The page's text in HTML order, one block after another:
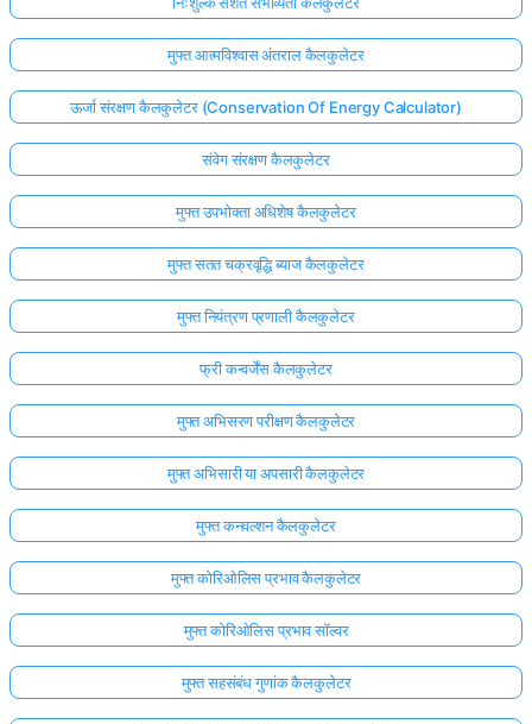
मुफ्त आत्मविश्वास अंतराल कैलकुलेटर
ऊर्जा संरक्षण कैलकुलेटर (Conservation Of Energy Calculator)
संवेग संरक्षण कैलकुलेटर
मुफ्त उपभोक्ता अधिशेष कैलकुलेटर
मुफ्त सतत चक्रवृद्धि ब्याज कैलकुलेटर
मुफ्त नियंत्रण प्रणाली कैलकुलेटर
फ्री कन्वर्जेंस कैलकुलेटर
मुफ्त अभिसरण परीक्षण कैलकुलेटर
मुफ्त अभिसारी या अपसारी कैलकुलेटर
मुफ्त कनवल्शन कैलकुलेटर
मुफ्त कोरिओलिस प्रभाव कैलकुलेटर
मुफ्त कोरिओलिस प्रभाव सॉल्वर
मुफ्त सहसंबंध गुणांक कैलकुलेटर